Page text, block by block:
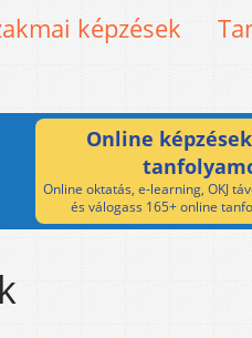
képzések
Online
Online oktatás, e-learning, OKJ
és válogass 165+ online